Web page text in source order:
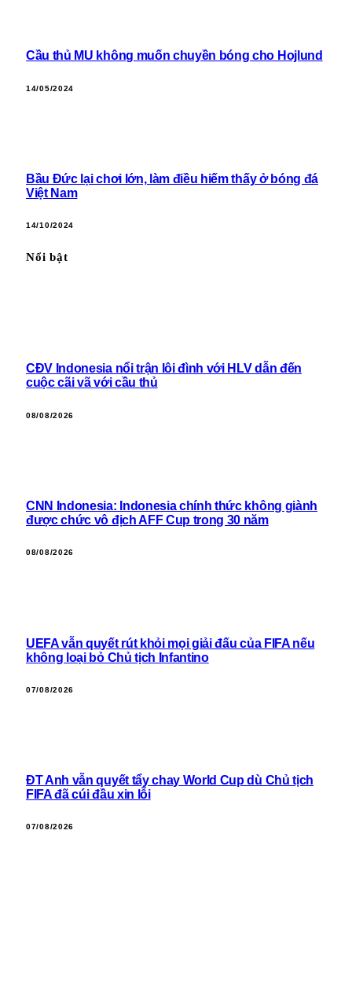
Cầu thủ MU không muốn chuyền bóng cho Hojlund
14/05/2024
Bầu Đức lại chơi lớn, làm điều hiếm thấy ở bóng đá
Việt Nam
14/10/2024
Nổi bật
CĐV Indonesia nổi trận lôi đình với HLV dẫn đến
cuộc cãi vã với cầu thủ
08/08/2026
CNN Indonesia: Indonesia chính thức không giành
được chức vô địch AFF Cup trong 30 năm
08/08/2026
UEFA vẫn quyết rút khỏi mọi giải đấu của FIFA nếu
không loại bỏ Chủ tịch Infantino
07/08/2026
ĐT Anh vẫn quyết tẩy chay World Cup dù Chủ tịch
FIFA đã cúi đầu xin lỗi
07/08/2026